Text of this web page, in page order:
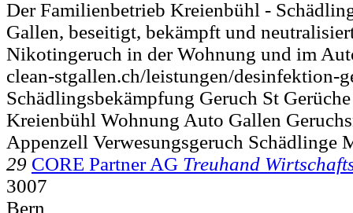
Der Familienbetrieb Kreienbühl -
Gallen, beseitigt, bekämpft und
Nikotingeruch in der Wohnung und im
clean-stgallen.ch/leistungen/desinfektion-
Schädlingsbekämpfung Geruch St
Kreienbühl Wohnung Auto Gallen
Appenzell Verwesungsgeruch Schädlinge
29 CORE Partner AG Treuhand
3007
Bern